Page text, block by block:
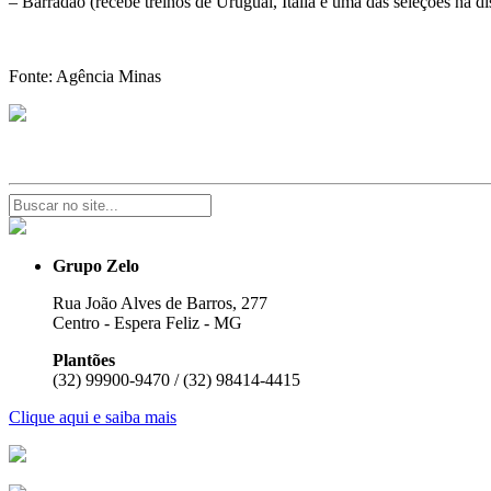
Fonte: Agência Minas
Grupo Zelo
Rua João Alves de Barros, 277
Centro - Espera Feliz - MG
Plantões
(32) 99900-9470 / (32) 98414-4415
Clique aqui e saiba mais